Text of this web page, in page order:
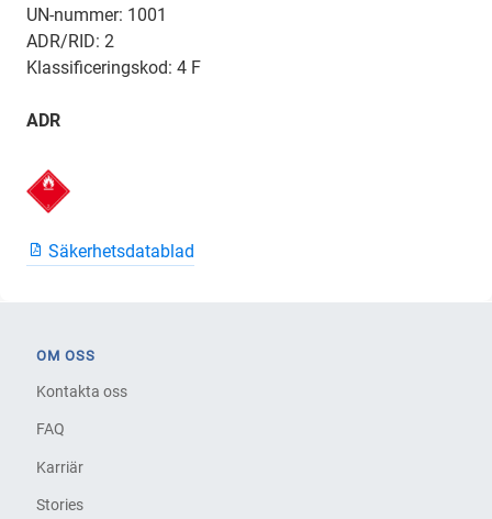
UN-nummer: 1001
ADR/RID: 2
Klassificeringskod: 4 F
ADR
Säkerhetsdatablad
OM OSS
Kontakta oss
FAQ
Karriär
Stories